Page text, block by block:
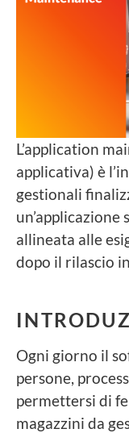
L’application
applicativa) è
gestionali
allineata alle
dopo il rilascio
Ogni giorno il
persone,
permettersi di
magazzini da